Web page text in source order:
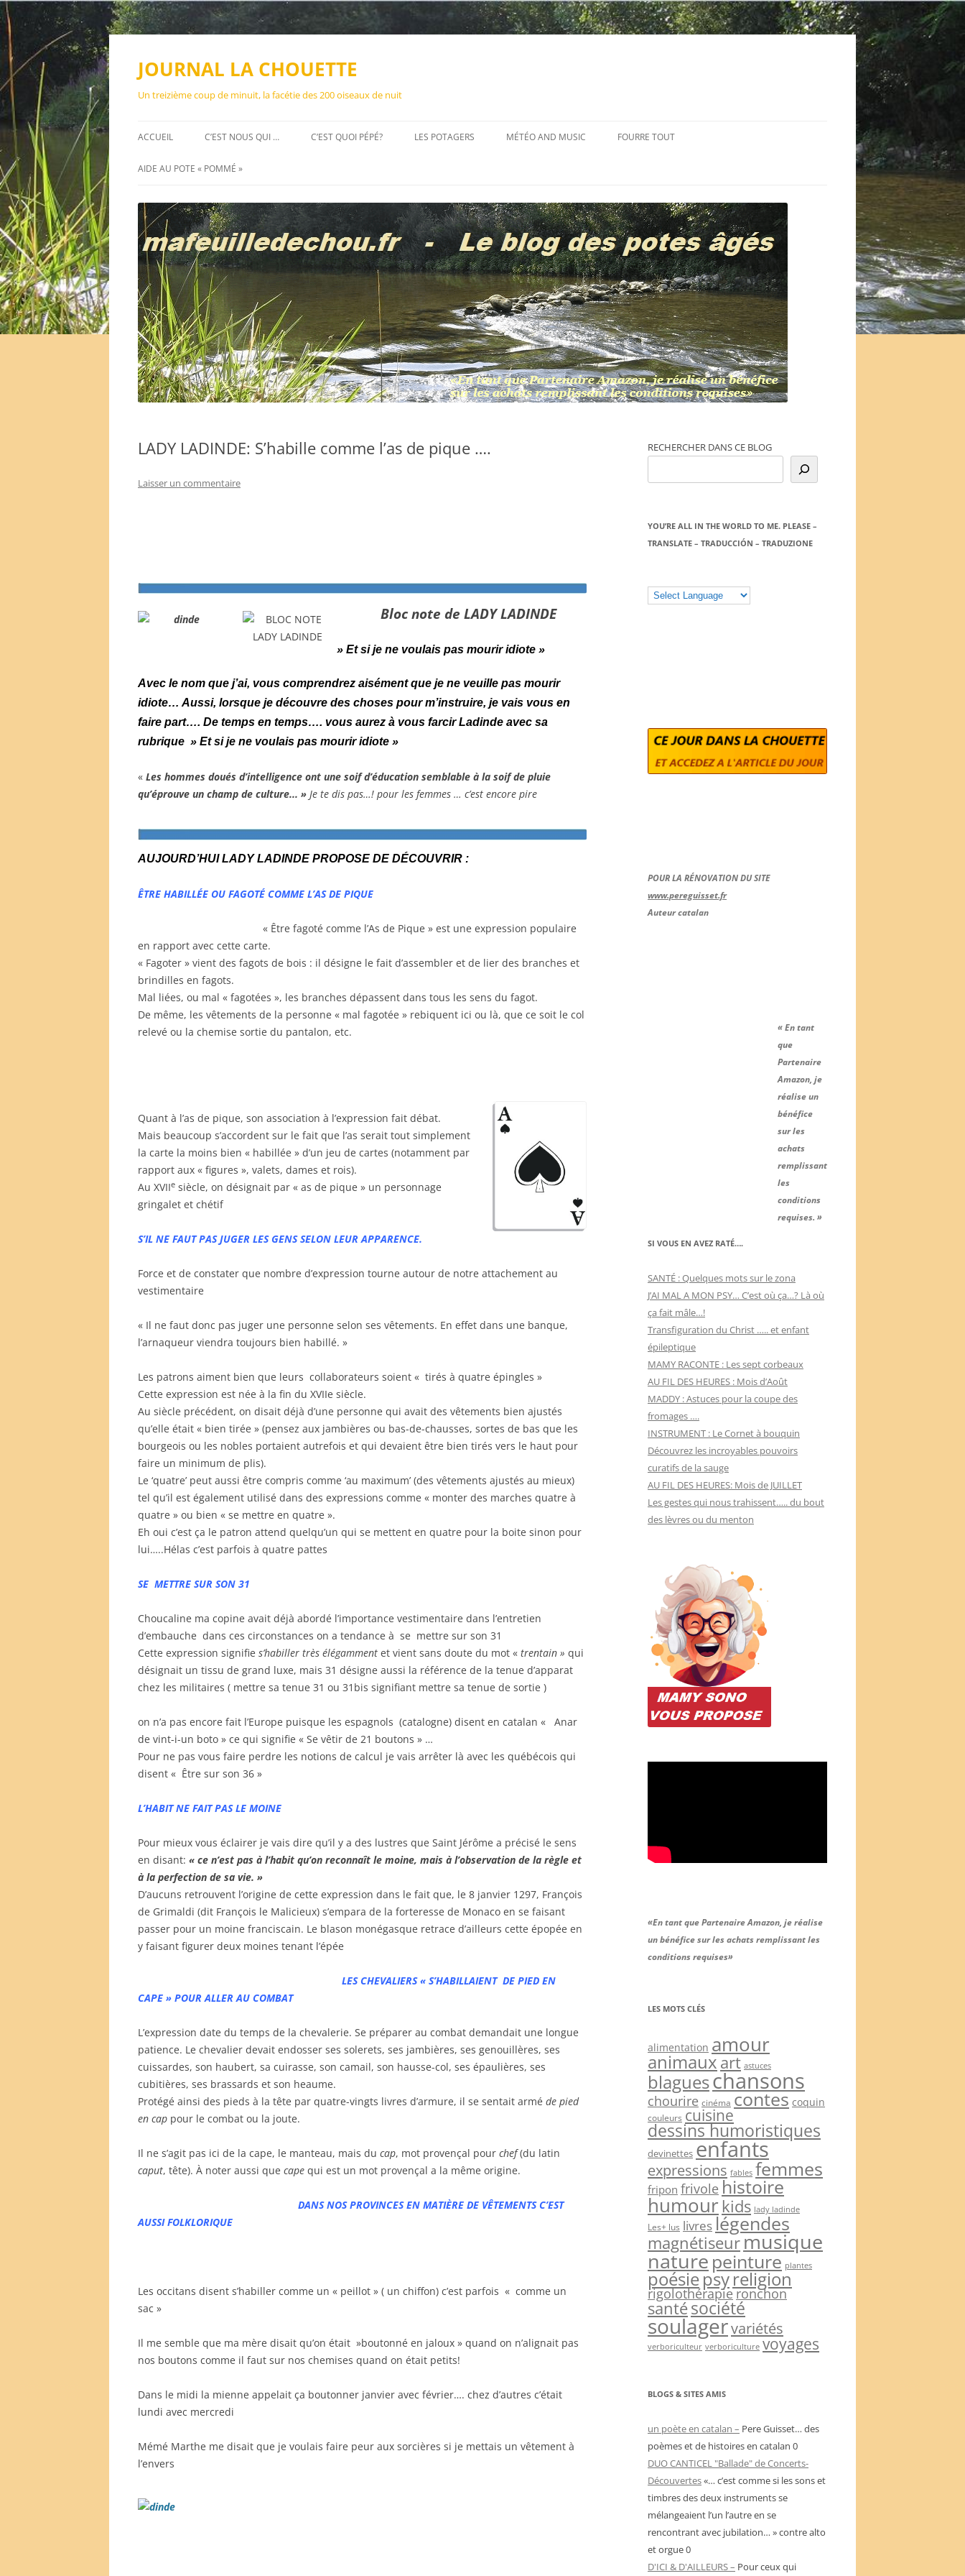
Aller
JOURNAL LA CHOUETTE
Un treizième coup de minuit, la facétie des 200 oiseaux de nuit
ACCUEIL C’EST NOUS QUI … C’EST QUOI PÉPÉ? LES POTAGERS MÉTÉO AND MUSIC FOURRE TOUT
AIDE AU POTE « POMMÉ »
LADY LADINDE: S’habille comme l’as de pique ….
Laisser un commentaire
Bloc note de LADY LADINDE
» Et si je ne voulais pas mourir idiote »
Avec le nom que j’ai, vous comprendrez aisément que je ne veuille pas mourir
idiote… Aussi, lorsque je découvre des choses pour m’instruire, je vais vous en
faire part…. De temps en temps…. vous aurez à vous farcir Ladinde avec sa
rubrique » Et si je ne voulais pas mourir idiote »
« Les hommes doués d’intelligence ont une soif d’éducation semblable à la soif de pluie
qu’éprouve un champ de culture... » Je te dis pas…! pour les femmes … c’est encore pire
AUJOURD’HUI LADY LADINDE PROPOSE DE DÉCOUVRIR :
ÊTRE HABILLÉE OU FAGOTÉ COMME L’AS DE PIQUE
« Être fagoté comme l’As de Pique » est une expression populaire
en rapport avec cette carte.
« Fagoter » vient des fagots de bois : il désigne le fait d’assembler et de lier des branches et
brindilles en fagots.
Mal liées, ou mal « fagotées », les branches dépassent dans tous les sens du fagot.
De même, les vêtements de la personne « mal fagotée » rebiquent ici ou là, que ce soit le col
relevé ou la chemise sortie du pantalon, etc.
Quant à l’as de pique, son association à l’expression fait débat.
Mais beaucoup s’accordent sur le fait que l’as serait tout simplement
la carte la moins bien « habillée » d’un jeu de cartes (notamment par
rapport aux « figures », valets, dames et rois).
Au XVIIe siècle, on désignait par « as de pique » un personnage
gringalet et chétif
S’IL NE FAUT PAS JUGER LES GENS SELON LEUR APPARENCE.
Force et de constater que nombre d’expression tourne autour de notre attachement au
vestimentaire
« Il ne faut donc pas juger une personne selon ses vêtements. En effet dans une banque,
l’arnaqueur viendra toujours bien habillé. »
Les patrons aiment bien que leurs collaborateurs soient « tirés à quatre épingles »
Cette expression est née à la fin du XVIIe siècle.
Au siècle précédent, on disait déjà d’une personne qui avait des vêtements bien ajustés
qu’elle était « bien tirée » (pensez aux jambières ou bas-de-chausses, sortes de bas que les
bourgeois ou les nobles portaient autrefois et qui devaient être bien tirés vers le haut pour
faire un minimum de plis).
Le ‘quatre’ peut aussi être compris comme ‘au maximum’ (des vêtements ajustés au mieux)
tel qu’il est également utilisé dans des expressions comme « monter des marches quatre à
quatre » ou bien « se mettre en quatre ».
Eh oui c’est ça le patron attend quelqu’un qui se mettent en quatre pour la boite sinon pour
lui…..Hélas c’est parfois à quatre pattes
SE METTRE SUR SON 31
Choucaline ma copine avait déjà abordé l’importance vestimentaire dans l’entretien
d’embauche dans ces circonstances on a tendance à se mettre sur son 31
Cette expression signifie s’habiller très élégamment et vient sans doute du mot « trentain » qui
désignait un tissu de grand luxe, mais 31 désigne aussi la référence de la tenue d’apparat
chez les militaires ( mettre sa tenue 31 ou 31bis signifiant mettre sa tenue de sortie )
on n’a pas encore fait l’Europe puisque les espagnols (catalogne) disent en catalan « Anar
de vint-i-un boto » ce qui signifie « Se vêtir de 21 boutons » …
Pour ne pas vous faire perdre les notions de calcul je vais arrêter là avec les québécois qui
disent « Être sur son 36 »
L’HABIT NE FAIT PAS LE MOINE
Pour mieux vous éclairer je vais dire qu’il y a des lustres que Saint Jérôme a précisé le sens
en disant: « ce n’est pas à l’habit qu’on reconnaît le moine, mais à l’observation de la règle et
à la perfection de sa vie. »
D’aucuns retrouvent l’origine de cette expression dans le fait que, le 8 janvier 1297, François
de Grimaldi (dit François le Malicieux) s’empara de la forteresse de Monaco en se faisant
passer pour un moine franciscain. Le blason monégasque retrace d’ailleurs cette épopée en
y faisant figurer deux moines tenant l’épée
LES CHEVALIERS « S’HABILLAIENT DE PIED EN
CAPE » POUR ALLER AU COMBAT
L’expression date du temps de la chevalerie. Se préparer au combat demandait une longue
patience. Le chevalier devait endosser ses solerets, ses jambières, ses genouillères, ses
cuissardes, son haubert, sa cuirasse, son camail, son hausse-col, ses épaulières, ses
cubitières, ses brassards et son heaume.
Protégé ainsi des pieds à la tête par quatre-vingts livres d’armure, il se sentait armé de pied
en cap pour le combat ou la joute.
Il ne s’agit pas ici de la cape, le manteau, mais du cap, mot provençal pour chef(du latin
caput, tête). À noter aussi que cape qui est un mot provençal a la même origine.
DANS NOS PROVINCES EN MATIÈRE DE VÊTEMENTS C’EST
AUSSI FOLKLORIQUE
Les occitans disent s’habiller comme un « peillot » ( un chiffon) c’est parfois « comme un
sac »
Il me semble que ma mère disait qu’on était »boutonné en jaloux » quand on n’alignait pas
nos boutons comme il faut sur nos chemises quand on était petits!
Dans le midi la mienne appelait ça boutonner janvier avec février…. chez d’autres c’était
lundi avec mercredi
Mémé Marthe me disait que je voulais faire peur aux sorcières si je mettais un vêtement à
l’envers
RECHERCHER DANS CE BLOG
YOU’RE ALL IN THE WORLD TO ME. PLEASE –
TRANSLATE – TRADUCCIÓN – TRADUZIONE
POUR LA RÉNOVATION DU SITE
www.pereguisset.fr
Auteur catalan
« En tant
que
Partenaire
Amazon, je
réalise un
bénéfice
sur les
achats
remplissant
les
conditions
requises. »
SI VOUS EN AVEZ RATÉ….
SANTÉ : Quelques mots sur le zona
J’AI MAL A MON PSY… C’est où ça…? Là où
ça fait mâle…!
Transfiguration du Christ ….. et enfant
épileptique
MAMY RACONTE : Les sept corbeaux
AU FIL DES HEURES : Mois d’Août
MADDY : Astuces pour la coupe des
fromages ….
INSTRUMENT : Le Cornet à bouquin
Découvrez les incroyables pouvoirs
curatifs de la sauge
AU FIL DES HEURES: Mois de JUILLET
Les gestes qui nous trahissent….. du bout
des lèvres ou du menton
«En tant que Partenaire Amazon, je réalise
un bénéfice sur les achats remplissant les
conditions requises»
LES MOTS CLÉS
alimentation amour
animauxart astuces
blagueschansons
chourire cinéma contes coquin
couleurs cuisine
dessins humoristiques
devinettes enfants
expressions fables femmes
fripon frivole histoire
humour kids lady ladinde
Les+ lus livreslégendes
magnétiseurmusique
naturepeinture plantes
poésiepsyreligion
rigolothérapieronchon
santésociété
soulagervariétés
verboriculteur verboriculture voyages
BLOGS & SITES AMIS
un poète en catalan – Pere Guisset… des
poèmes et de histoires en catalan 0
DUO CANTICEL "Ballade" de Concerts-
Découvertes«… c’est comme si les sons et
timbres des deux instruments se
mélangeaient l’un l’autre en se
rencontrant avec jubilation… » contre alto
et orgue 0
D'ICI & D'AILLEURS – Pour ceux qui